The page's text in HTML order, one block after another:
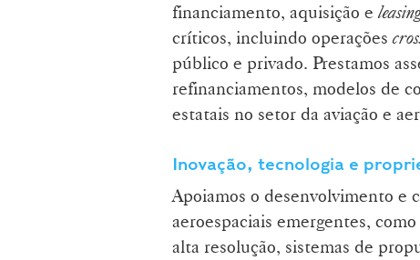
financiamento, aquisição e
críticos, incluindo operações
público e privado. Prestamos
refinanciamentos, modelos de
estatais no setor da aviação e
Inovação, tecnologia e
Apoiamos o desenvolvimento e
aeroespaciais emergentes,
alta resolução, sistemas de